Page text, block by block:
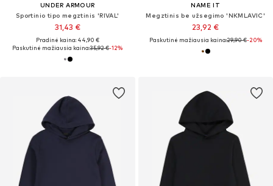
UNDER ARMOUR
Sportinio tipo megztinis 'RIVAL'
31,43 €
Pradinė kaina: 44,90 €
Paskutinė mažiausia kaina:35,92 €-12%
NAME IT
Megztinis be užsegimo 'NKMLAVIC'
23,92 €
Paskutinė mažiausia kaina:29,90 €-20%